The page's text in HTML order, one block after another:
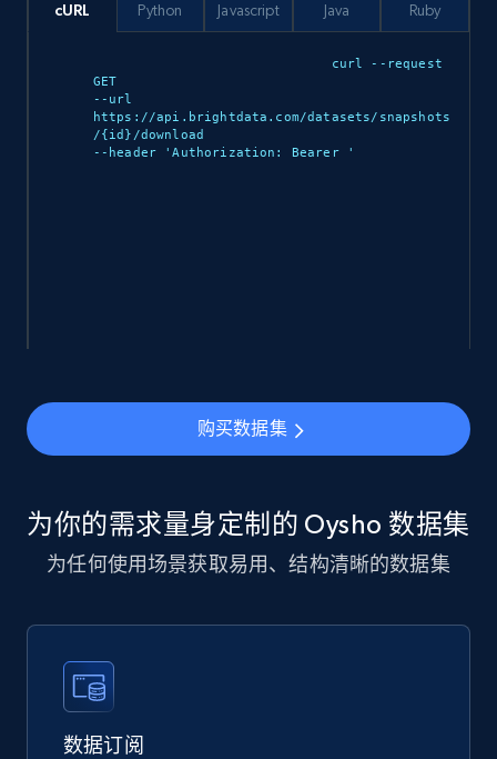
988+ 160+ 立即购买
Ikea - Products
Description, In stock, Color, Size, Reviews
Walmart sellers info
about us, and more.
910+
cURL
curl --request
GET
--url
https://api.brightdata.com/datasets/snapshots
/{id}/download
--header 'Authorization: Bearer
'
Python Javascript Java Ruby
购买数据集
为你的需求量身定制的 Oysho 数据集
为任何使用场景获取易用、结构清晰的数据集
数据订阅